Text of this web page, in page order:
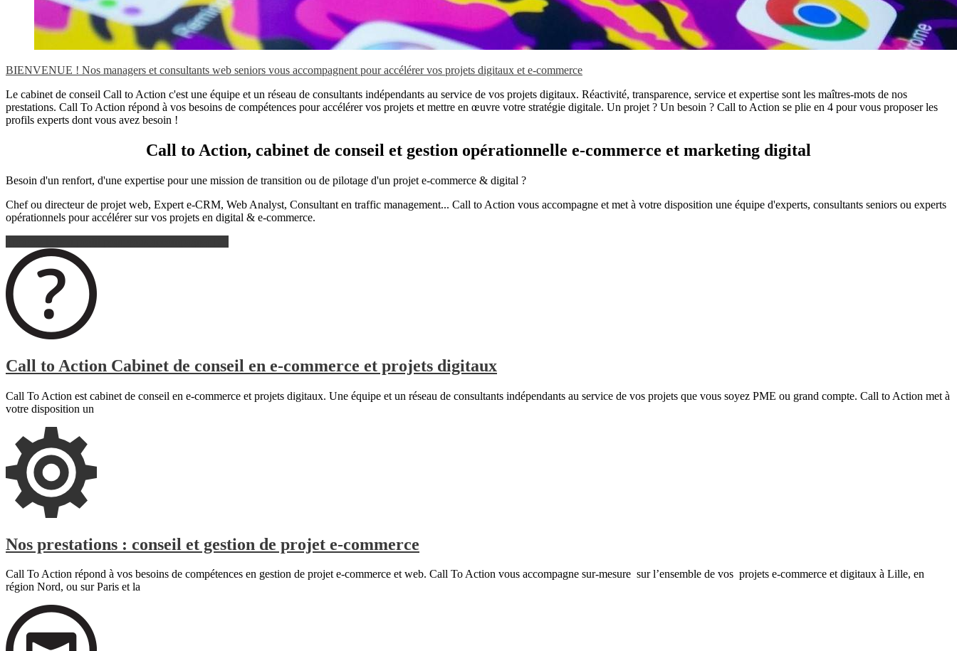
BIENVENUE ! Nos managers et consultants web seniors vous accompagnent pour accélérer vos projets digitaux et e-commerce
Le cabinet de conseil Call to Action c'est une équipe et un réseau de consultants indépendants au service de vos projets digitaux. Réactivité, transparence, service et expertise sont les maîtres-mots de nos
prestations. Call To Action répond à vos besoins de compétences pour accélérer vos projets et mettre en œuvre votre stratégie digitale. Un projet ? Un besoin ? Call to Action se plie en 4 pour vous proposer les
profils experts dont vous avez besoin !
Call to Action, cabinet de conseil et gestion opérationnelle e-commerce et marketing digital
Besoin d'un renfort, d'une expertise pour une mission de transition ou de pilotage d'un projet e-commerce & digital ?
Chef ou directeur de projet web, Expert e-CRM, Web Analyst, Consultant en traffic management... Call to Action vous accompagne et met à votre disposition une équipe d'experts, consultants seniors ou experts
opérationnels pour accélérer sur vos projets en digital & e-commerce.
Call to Action Cabinet de conseil en e-commerce et projets digitaux
Call To Action est cabinet de conseil en e-commerce et projets digitaux. Une équipe et un réseau de consultants indépendants au service de vos projets que vous soyez PME ou grand compte. Call to Action met à
votre disposition un
Nos prestations : conseil et gestion de projet e-commerce
Call To Action répond à vos besoins de compétences en gestion de projet e-commerce et web. Call To Action vous accompagne sur-mesure sur l’ensemble de vos projets e-commerce et digitaux à Lille, en
région Nord, ou sur Paris et la